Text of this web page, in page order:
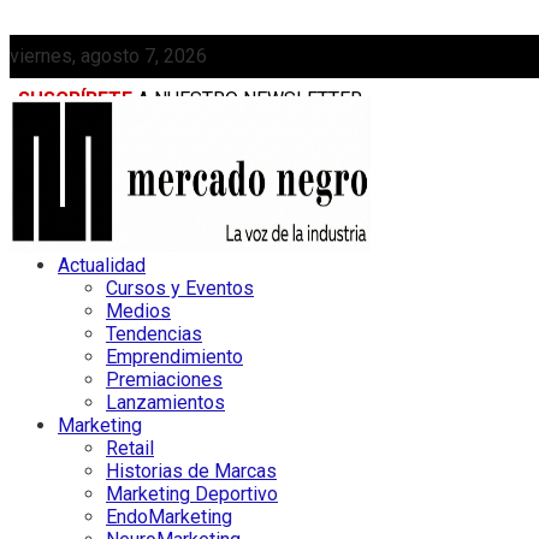
viernes, agosto 7, 2026
SUSCRÍBETE A NUESTRO NEWSLETTER
MEDIAKIT
Actualidad
Cursos y Eventos
Medios
Tendencias
Emprendimiento
Premiaciones
Lanzamientos
Marketing
Retail
Historias de Marcas
Marketing Deportivo
EndoMarketing